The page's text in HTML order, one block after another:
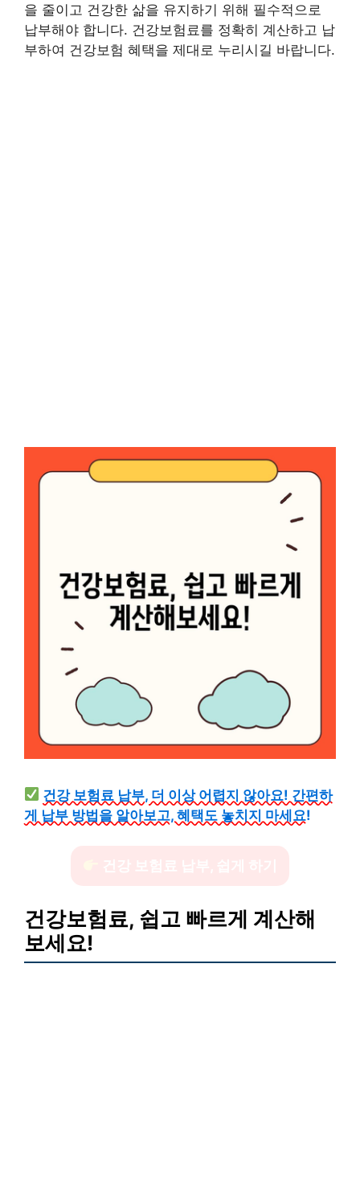
을 줄이고 건강한 삶을 유지하기 위해 필수적으로
납부해야 합니다. 건강보험료를 정확히 계산하고 납
부하여 건강보험 혜택을 제대로 누리시길 바랍니다.
건강 보험료 납부, 더 이상 어렵지 않아요! 간편하
게 납부 방법을 알아보고, 혜택도 놓치지 마세요!
건강보험료, 쉽고 빠르게 계산해
보세요!